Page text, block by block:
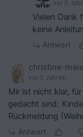
vor 5
Vielen Dank
keine
Antwort
christine-
vor 5 Jahren
Mir ist nicht klar,
gedacht sind:
Rückmeldung
Antwort